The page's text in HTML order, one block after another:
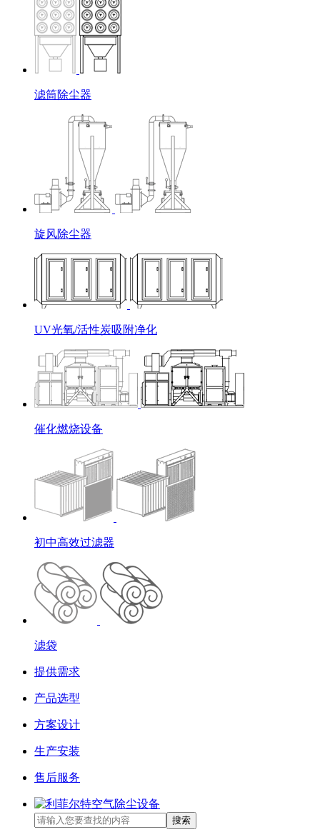
滤筒除尘器
旋风除尘器
UV光氧/活性炭吸附净化
催化燃烧设备
初中高效过滤器
滤袋
提供需求
产品选型
方案设计
生产安装
售后服务
搜索